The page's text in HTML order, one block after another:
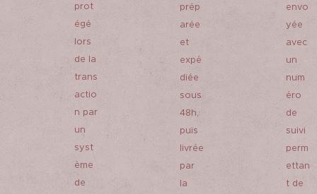
prot
égé
lors
de la
trans
actio
n par
un
syst
ème
de
prép
arée
et
expé
diée
sous
48h,
puis
livrée
par
la
envo
yée
avec
un
num
éro
de
suivi
perm
ettan
t de